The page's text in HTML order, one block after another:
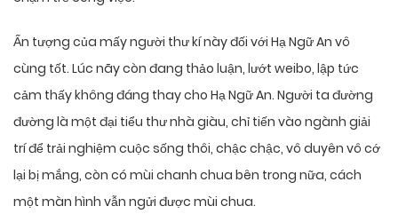
Ấn tượng của mấy người thư kí này đối với Hạ Ngữ An vô
cùng tốt. Lúc nãy còn đang thảo luận, lướt weibo, lập tức
cảm thấy không đáng thay cho Hạ Ngữ An. Người ta đường
đường là một đại tiểu thư nhà giàu, chỉ tiến vào ngành giải
trí để trải nghiệm cuộc sống thôi, chậc chậc, vô duyên vô cớ
lại bị mắng, còn có mùi chanh chua bên trong nữa, cách
một màn hình vẫn ngửi được mùi chua.